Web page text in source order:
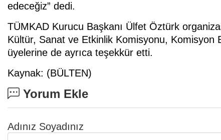
edeceğiz” dedi.
TÜMKAD Kurucu Başkanı Ülfet Öztürk
Kültür, Sanat ve Etkinlik Komisyonu, Komisyon
üyelerine de ayrıca teşekkür etti.
Kaynak: (BÜLTEN)
Yorum Ekle
Adınız Soyadınız